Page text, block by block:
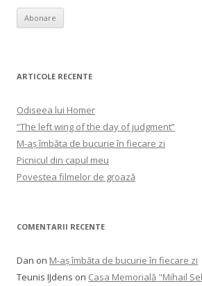
ARTICOLE RECENTE
Odiseea lui Homer
“The left wing of the day of judgment”
M-aș îmbăta de bucurie în fiecare zi
Picnicul din capul meu
Povestea filmelor de groază
COMENTARII RECENTE
Dan on M-aș îmbăta de bucurie în fiecare zi
Teunis IJdens on Casa Memorială "Mihail